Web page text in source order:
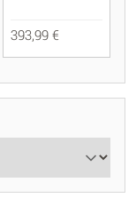
393,99 €